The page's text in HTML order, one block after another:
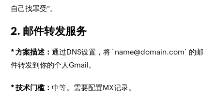
自己找罪受"。
2. 邮件转发服务
* 方案描述：通过DNS设置，将 `name@domain.com` 的邮
件转发到你的个人Gmail。
* 技术门槛：中等。需要配置MX记录。